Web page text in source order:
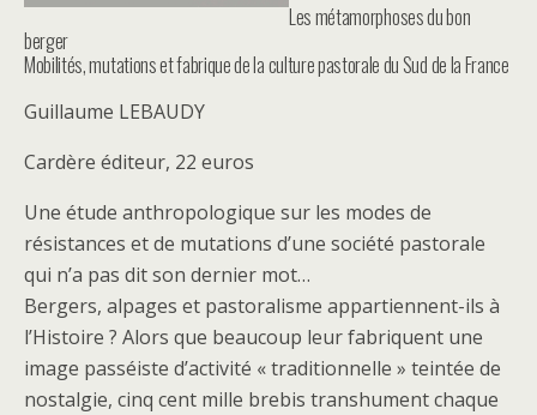
Les métamorphoses du bon
berger
Mobilités, mutations et fabrique de la culture pastorale du Sud de la France
Guillaume LEBAUDY
Cardère éditeur, 22 euros
Une étude anthropologique sur les modes de
résistances et de mutations d’une société pastorale
qui n’a pas dit son dernier mot…
Bergers, alpages et pastoralisme appartiennent-ils à
l’Histoire ? Alors que beaucoup leur fabriquent une
image passéiste d’activité « traditionnelle » teintée de
nostalgie, cinq cent mille brebis transhument chaque